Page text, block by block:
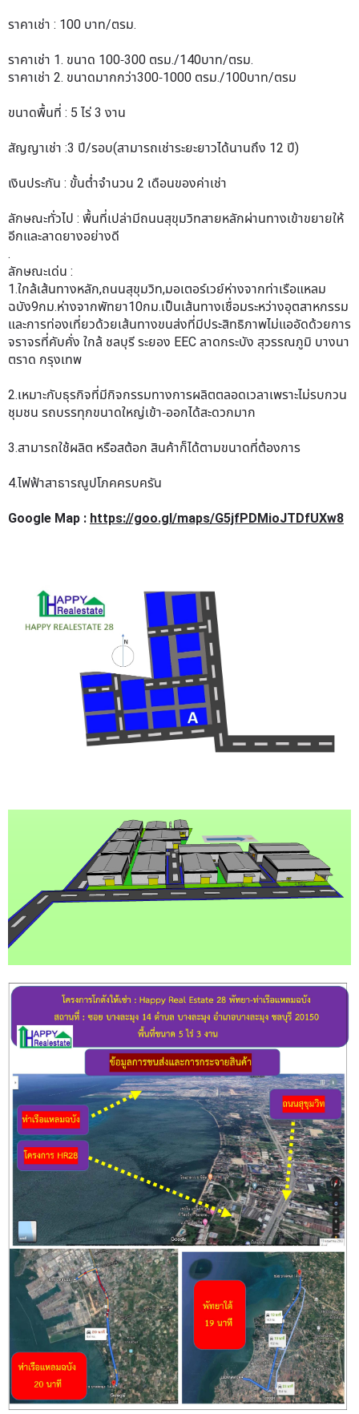
ราคาเช่า : 100 บาท/ตรม.
ราคาเช่า 1. ขนาด 100-300 ตรม./140บาท/ตรม.
ราคาเช่า 2. ขนาดมากกว่า300-1000 ตรม./100บาท/ตรม
ขนาดพื้นที่ : 5 ไร่ 3 งาน
สัญญาเช่า :3 ปี/รอบ(สามารถเช่าระยะยาวได้นานถึง 12 ปี)
เงินประกัน : ขั้นต่ำจำนวน 2 เดือนของค่าเช่า
ลักษณะทั่วไป : พื้นที่เปล่ามีถนนสุขุมวิทสายหลักผ่านทางเข้าขยายให้
อีกและลาดยางอย่างดี
.
ลักษณะเด่น :
1.ใกล้เส้นทางหลัก,ถนนสุขุมวิท,มอเตอร์เวย์ห่างจากท่าเรือแหลม
ฉบัง9กม.ห่างจากพัทยา10กม.เป็นเส้นทางเชื่อมระหว่างอุตสาหกรรม
และการท่องเที่ยวด้วยเส้นทางขนส่งที่มีประสิทธิภาพไม่แออัดด้วยการ
จราจรที่คับคั่ง ใกล้ ชลบุรี ระยอง EEC ลาดกระบัง สุวรรณภูมิ บางนา
ตราด กรุงเทพ
2.เหมาะกับธุรกิจที่มีกิจกรรมทางการผลิตตลอดเวลาเพราะไม่รบกวน
ชุมชน รถบรรทุกขนาดใหญ่เข้า-ออกได้สะดวกมาก
3.สามารถใช้ผลิต หรือสต้อก สินค้าก็ได้ตามขนาดที่ต้องการ
4.ไฟฟ้าสาธารณูปโภคครบครัน
Google Map : https://goo.gl/maps/G5jfPDMioJTDfUXw8